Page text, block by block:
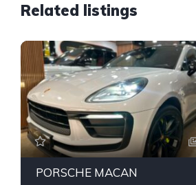
Related listings
PORSCHE MACAN